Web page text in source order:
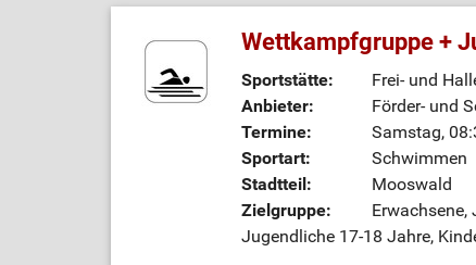
Wettkampfgruppe +
Sportstätte:
Frei- und
Anbieter:
Förder- und
Termine:
Samstag,
Sportart:
Schwimmen
Stadtteil:
Mooswald
Zielgruppe:
Jugendliche 17-18 Jahre,